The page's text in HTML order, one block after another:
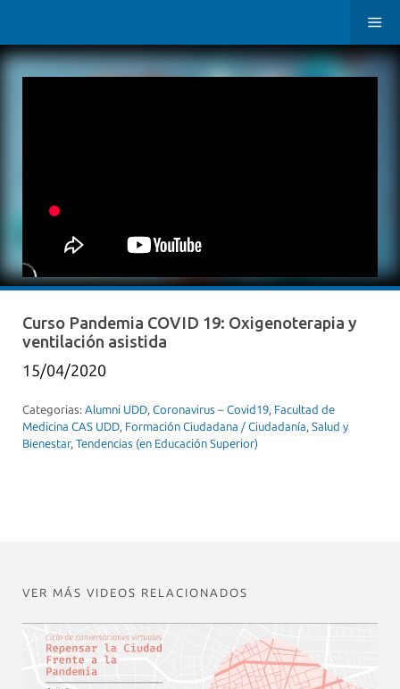
Curso Pandemia COVID 19: Oxigenoterapia y
ventilación asistida
15/04/2020
Categorias: Alumni UDD, Coronavirus – Covid19, Facultad de
Medicina CAS UDD, Formación Ciudadana / Ciudadanía, Salud y
Bienestar, Tendencias (en Educación Superior)
VER MÁS VIDEOS RELACIONADOS